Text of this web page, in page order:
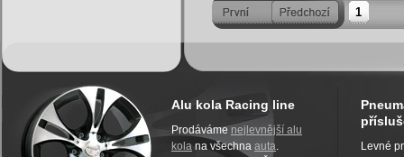
1
Alu kola Racing line
Prodáváme nejlevnější alu
kola na všechna auta.
Levné